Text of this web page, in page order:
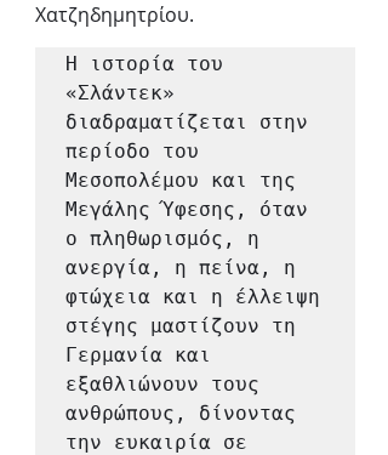
Χατζηδημητρίου.
Η ιστορία του
«Σλάντεκ»
διαδραματίζεται στην
περίοδο του
Μεσοπολέμου και της
Μεγάλης Ύφεσης, όταν
ο πληθωρισμός, η
ανεργία, η πείνα, η
φτώχεια και η έλλειψη
στέγης μαστίζουν τη
Γερμανία και
εξαθλιώνουν τους
ανθρώπους, δίνοντας
την ευκαιρία σε